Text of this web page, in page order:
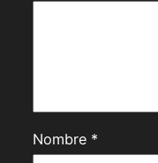
Nombre *